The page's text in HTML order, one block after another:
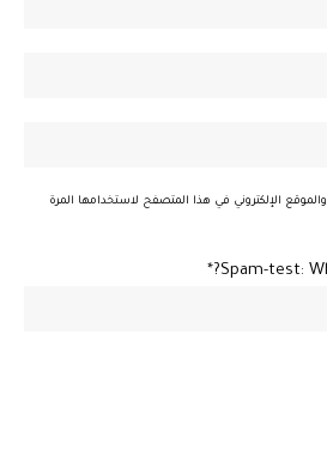
الإلكتروني في هذا المتصفح لاستخدامها المرة
Spam-test: